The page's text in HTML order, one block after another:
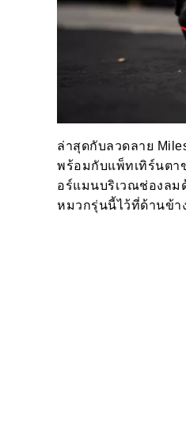
ล่าสุดกับลวดลาย
พร้อมกับแพ็ทเทิร์นตา
อร์แมนบริเวณช่องลม
หมวกรุ่นนี้ไว้ที่ด้านข้า